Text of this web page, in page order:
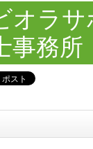
オラ
事務所